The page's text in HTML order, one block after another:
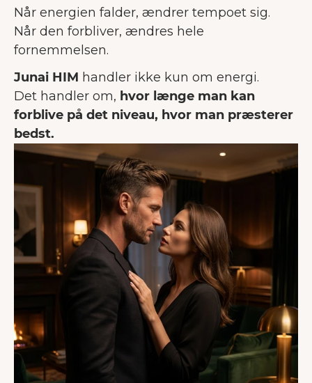
Når energien falder, ændrer tempoet sig.
Når den forbliver, ændres hele
fornemmelsen.
Junai HIM handler ikke kun om energi.
Det handler om, hvor længe man kan
forblive på det niveau, hvor man præsterer
bedst.